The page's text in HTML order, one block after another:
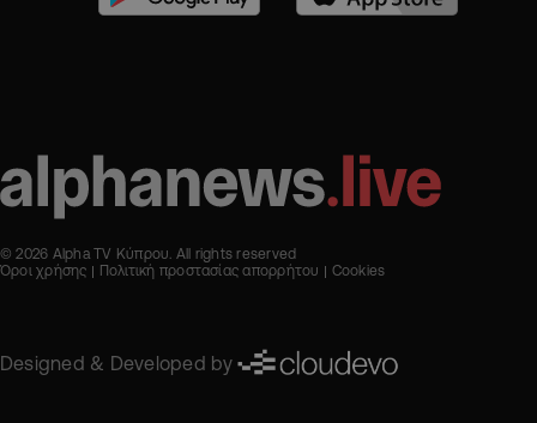
© 2026 Alpha TV Κύπρου. All rights reserved
Όροι χρήσης
Πολιτική προστασίας απορρήτου Cookies
Designed & Developed by